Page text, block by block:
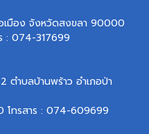
เมือง จังหวัดสงขลา 90000
: 074-317699
ตำบลบ้านพร้าว อำเภอป่า
โทรสาร : 074-609699